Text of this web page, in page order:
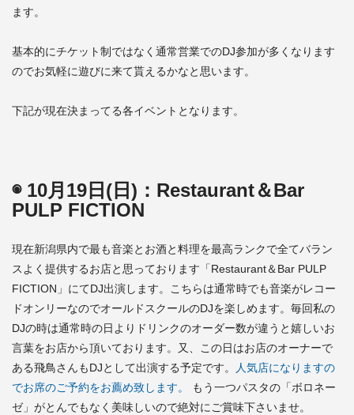
ます。
基本的にチケット制ではなく通常営業でのDJ参加が多くなります
のでお気軽に遊びに来て貰えるかなと思います。
下記が現在決まってる各イベントとなります。
◉ 10月19日(日)：Restaurant＆Bar
PULP FICTION
現在新潟県内で最も音楽とお酒と料理を最高ランクで全てバラン
スよく提供するお店と思っております「Restaurant＆Bar PULP
FICTION」にてDJ出演します。こちらは通常時でも音楽がレコー
ドオンリーなのでオールドスクールのDJを楽しめます。毎回私の
DJの時は通常時の日よりドリンクのオーダー数が違うと嬉しいお
言葉をお店から頂いております。又、この日はお店のオーナーで
ある飛鳥さんもDJとして出演する予定です。
人気店になりますの
でお席のご予約をお薦め致します。
もう一つパスタの「ボロネー
ゼ」がとんでもなく美味しいので絶対にご賞味下さいませ。